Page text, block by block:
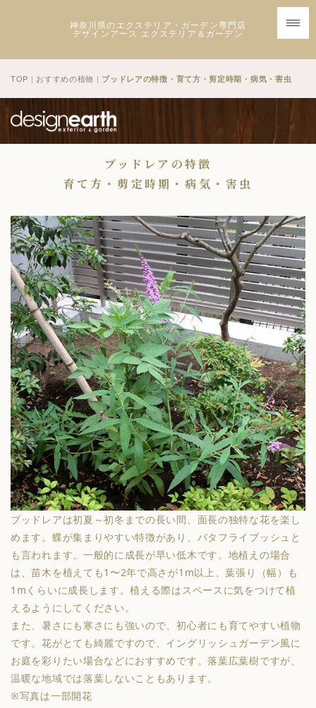
神奈川県のエクステリア・ガーデン専門店
デザインアース エクステリア＆ガーデン
TOP | おすすめの植物 | ブッドレアの特徴・育て方・剪定時期・病気・害虫
ブッドレアの特徴
育て方・剪定時期・病気・害虫
ブッドレアは初夏～初冬までの長い間、面長の独特な花を楽し
めます。蝶が集まりやすい特徴があり、バタフライブッシュと
も言われます。一般的に成長が早い低木です。地植えの場合
は、苗木を植えても1〜2年で高さが1m以上、葉張り（幅）も
1mくらいに成長します。植える際はスペースに気をつけて植
えるようにしてください。
また、暑さにも寒さにも強いので、初心者にも育てやすい植物
です。花がとても綺麗ですので、イングリッシュガーデン風に
お庭を彩りたい場合などにおすすめです。落葉広葉樹ですが、
温暖な地域では落葉しないこともあります。
※写真は一部開花